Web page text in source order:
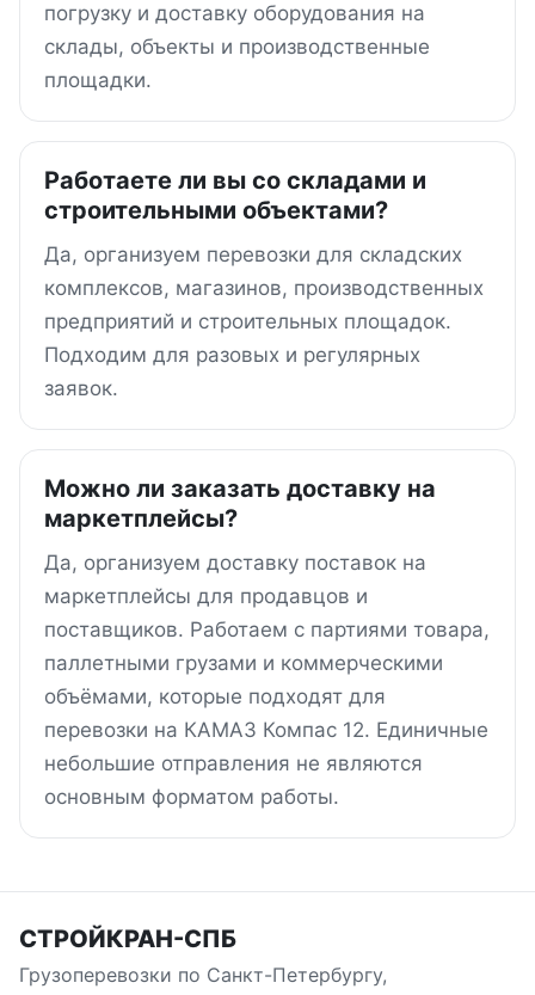
погрузку и доставку оборудования на
склады, объекты и производственные
площадки.
Работаете ли вы со складами и
строительными объектами?
Да, организуем перевозки для складских
комплексов, магазинов, производственных
предприятий и строительных площадок.
Подходим для разовых и регулярных
заявок.
Можно ли заказать доставку на
маркетплейсы?
Да, организуем доставку поставок на
маркетплейсы для продавцов и
поставщиков. Работаем с партиями товара,
паллетными грузами и коммерческими
объёмами, которые подходят для
перевозки на КАМАЗ Компас 12. Единичные
небольшие отправления не являются
основным форматом работы.
СТРОЙКРАН-СПБ
Грузоперевозки по Санкт-Петербургу,